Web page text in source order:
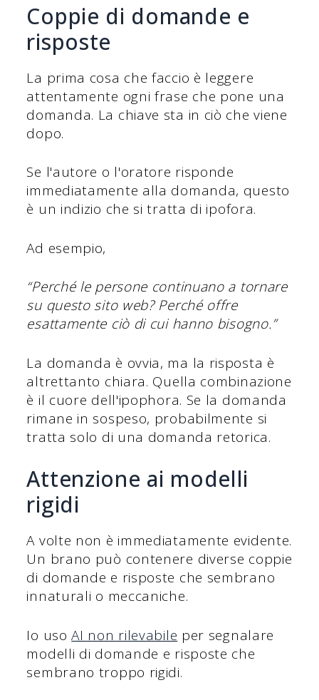
Coppie di domande e
risposte
La prima cosa che faccio è leggere
attentamente ogni frase che pone una
domanda. La chiave sta in ciò che viene
dopo.
Se l'autore o l'oratore risponde
immediatamente alla domanda, questo
è un indizio che si tratta di ipofora.
Ad esempio,
“Perché le persone continuano a tornare
su questo sito web? Perché offre
esattamente ciò di cui hanno bisogno.”
La domanda è ovvia, ma la risposta è
altrettanto chiara. Quella combinazione
è il cuore dell'ipophora. Se la domanda
rimane in sospeso, probabilmente si
tratta solo di una domanda retorica.
Attenzione ai modelli
rigidi
A volte non è immediatamente evidente.
Un brano può contenere diverse coppie
di domande e risposte che sembrano
innaturali o meccaniche.
Io usoAI non rilevabile per segnalare
modelli di domande e risposte che
sembrano troppo rigidi.